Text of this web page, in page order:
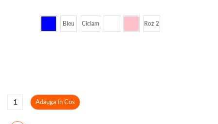
Bleu Ciclam Roz 2
Adauga In Cos